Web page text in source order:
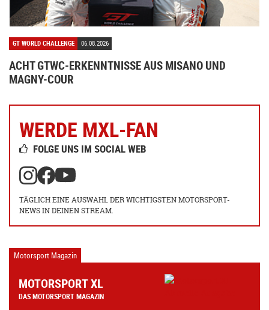
GT WORLD CHALLENGE 06.08.2026
ACHT GTWC-ERKENNTNISSE AUS MISANO UND
MAGNY-COUR
WERDE MXL-FAN
FOLGE UNS IM SOCIAL WEB
TÄGLICH EINE AUSWAHL DER WICHTIGSTEN MOTORSPORT-
NEWS IN DEINEN STREAM.
Motorsport Magazin
MOTORSPORT XL
DAS MOTORSPORT MAGAZIN